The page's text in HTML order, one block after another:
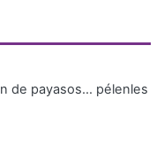
de payasos… pélenles